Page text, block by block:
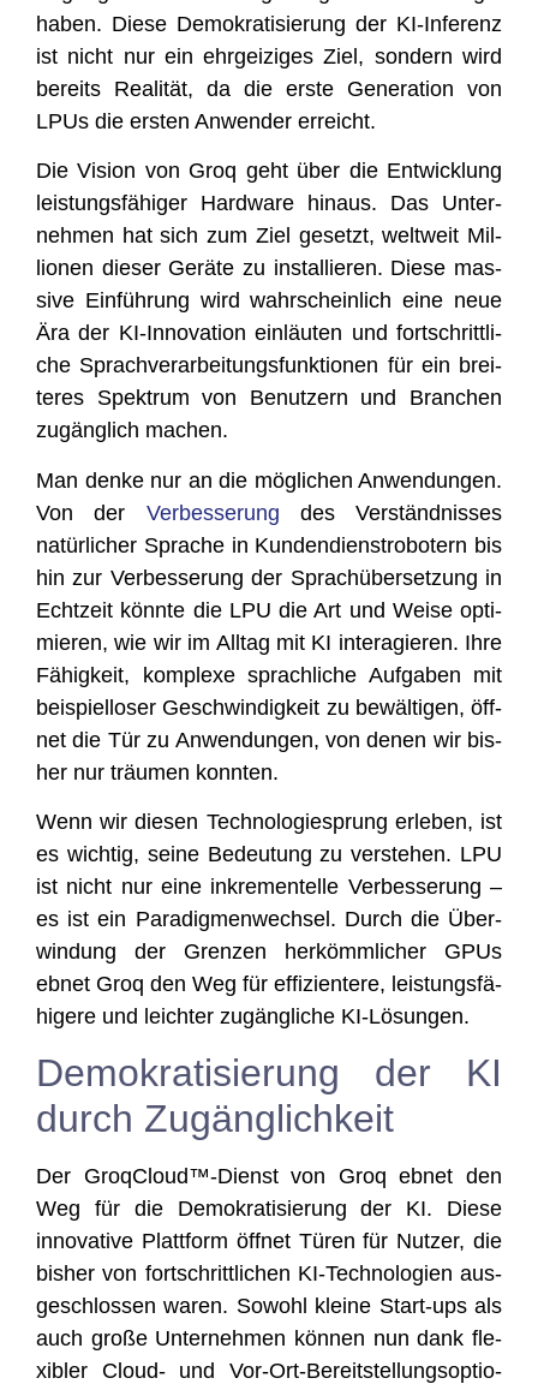
haben. Die­se Demo­kra­ti­sie­rung der KI-Infe­renz
ist nicht nur ein ehr­gei­zi­ges Ziel, son­dern wird
bereits Rea­li­tät, da die ers­te Gene­ra­ti­on von
LPUs die ers­ten Anwen­der erreicht.
Die Visi­on von Groq geht über die Ent­wick­lung
leis­tungs­fä­hi­ger Hard­ware hin­aus. Das Unter­
neh­men hat sich zum Ziel gesetzt, welt­weit Mil­
lio­nen die­ser Gerä­te zu instal­lie­ren. Die­se mas­
si­ve Ein­füh­rung wird wahr­schein­lich eine neue
Ära der KI-Inno­va­ti­on ein­läu­ten und fort­schritt­li­
che Sprach­ver­ar­bei­tungs­funk­tio­nen für ein brei­
te­res Spek­trum von Benut­zern und Bran­chen
zugäng­lich machen.
Man den­ke nur an die mög­li­chen Anwen­dun­gen.
Von der Ver­bes­se­rung des Ver­ständ­nis­ses
natür­li­cher Spra­che in Kun­den­dien­stro­bo­tern bis
hin zur Ver­bes­se­rung der Sprach­über­set­zung in
Echt­zeit könn­te die LPU die Art und Wei­se opti­
mie­ren, wie wir im All­tag mit KI inter­agie­ren. Ihre
Fähig­keit, kom­ple­xe sprach­li­che Auf­ga­ben mit
bei­spiel­lo­ser Geschwin­dig­keit zu bewäl­ti­gen, öff­
net die Tür zu Anwen­dun­gen, von denen wir bis­
her nur träu­men konnten.
Wenn wir die­sen Tech­no­lo­gie­sprung erle­ben, ist
es wich­tig, sei­ne Bedeu­tung zu ver­ste­hen. LPU
ist nicht nur eine inkre­men­tel­le Ver­bes­se­rung –
es ist ein Para­dig­men­wech­sel. Durch die Über­
win­dung der Gren­zen her­kömm­li­cher GPUs
ebnet Groq den Weg für effi­zi­en­te­re, leis­tungs­fä­
hi­ge­re und leich­ter zugäng­li­che KI-Lösungen.
Demokratisierung der KI
durch Zugänglichkeit
Der GroqCloud™-Dienst von Groq ebnet den
Weg für die Demo­kra­ti­sie­rung der KI. Die­se
inno­va­ti­ve Platt­form öff­net Türen für Nut­zer, die
bis­her von fort­schritt­li­chen KI-Tech­no­lo­gien aus­
ge­schlos­sen waren. Sowohl klei­ne Start-ups als
auch gro­ße Unter­neh­men kön­nen nun dank fle­
xi­bler Cloud- und Vor-Ort-Bereit­stel­lungs­op­tio­